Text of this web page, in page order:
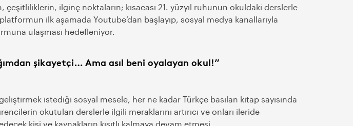
çeşitliliklerin, ilginç noktaların; kısacası 21. yüzyıl ruhunun okuldaki derslerle
ilk aşamada Youtube’dan başlayıp, sosyal medya kanallarıyla
ulaşması hedefleniyor.
şikayetçi… Ama asıl beni oyalayan okul!”
istediği sosyal mesele, her ne kadar Türkçe basılan kitap sayısında
okutulan derslerle ilgili meraklarını artırıcı ve onları ileride
kişi ve kaynakların kısıtlı kalmaya devam etmesi.